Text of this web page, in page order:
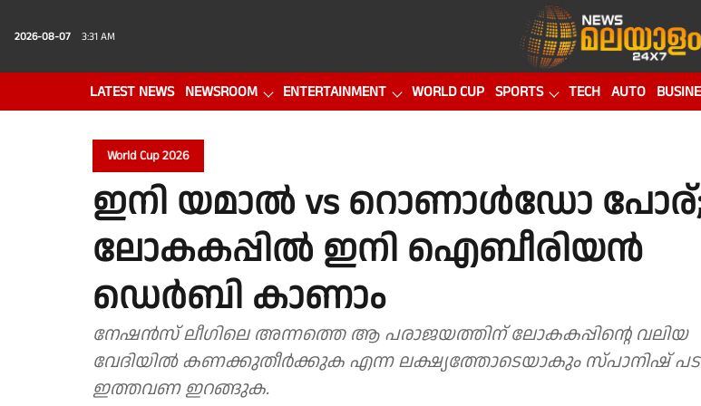
2026-08-07 3:31 AM
LATEST NEWS NEWSROOM ENTERTAINMENT WORLD CUP SPORTS TECH AUTO
World Cup 2026
ഇനി യമാൽ vs റൊണാൾഡോ
ലോകകപ്പിൽ ഇനി ഐബീരിയൻ
ഡെർബി കാണാം
നേഷൻസ് ലീഗിലെ അന്നത്തെ ആ പരാജയത്തിന് ലോകകപ്പിന്റെ വലിയ
വേദിയിൽ കണക്കുതീർക്കുക എന്ന ലക്ഷ്യത്തോടെയാകും സ്പാനിഷ് പട
ഇത്തവണ ഇറങ്ങുക.